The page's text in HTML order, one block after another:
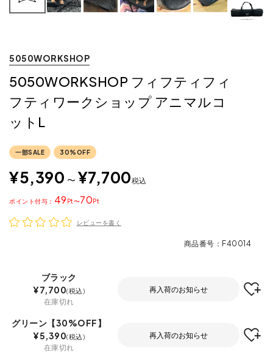
5050WORKSHOP
5050WORKSHOP フィフティフィ
フティワークショップ アニマルコ
ットL
一部SALE 30%OFF
¥5,390 〜 ¥7,700税込
49 〜70
ポイント
レビューを書く
商品番号 F40014
ブラック
¥7,700 税込
在庫切れ
再入荷のお知らせ
グリーン【30%OFF】
¥5,390 税込
在庫切れ
再入荷のお知らせ